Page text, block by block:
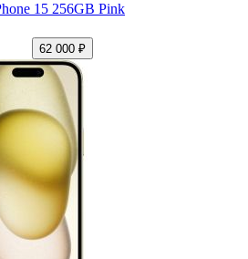
15 256GB Pink
62 000 ₽